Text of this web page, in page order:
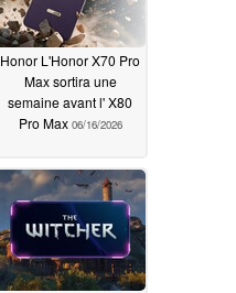
Honor L'Honor X70 Pro
Max sortira une
semaine avant l' X80
Pro Max 06/16/2026